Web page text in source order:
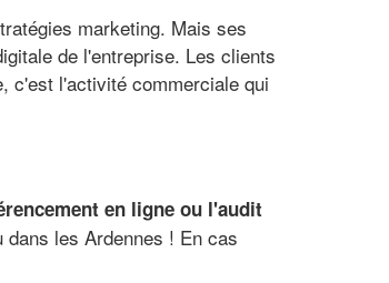
marketing. Mais ses
de l'entreprise. Les clients
c'est l'activité commerciale qui
en ligne ou l'audit
les Ardennes ! En cas